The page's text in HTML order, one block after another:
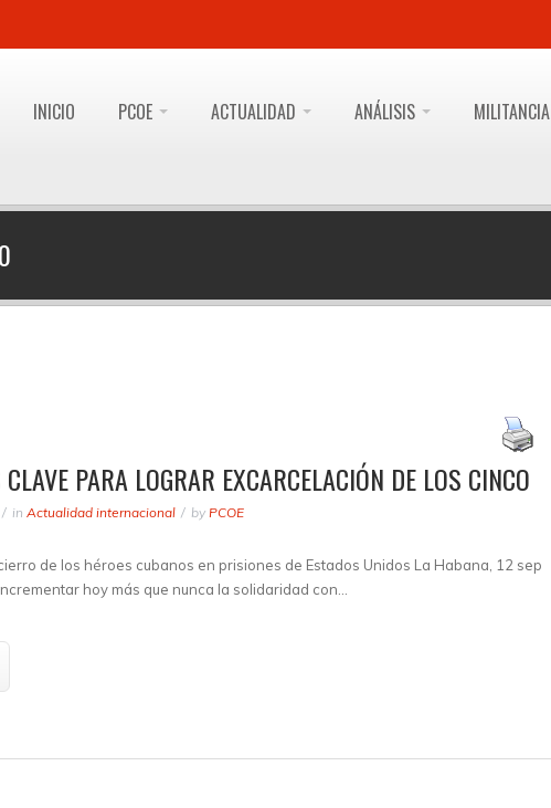
INICIO PCOE ACTUALIDAD ANÁLISIS MILITANCIA
PARA LOGRAR EXCARCELACIÓN DE LOS CINCO
in Actualidad internacional by PCOE
de los héroes cubanos en prisiones de Estados Unidos La Habana, 12 sep
hoy más que nunca la solidaridad con…